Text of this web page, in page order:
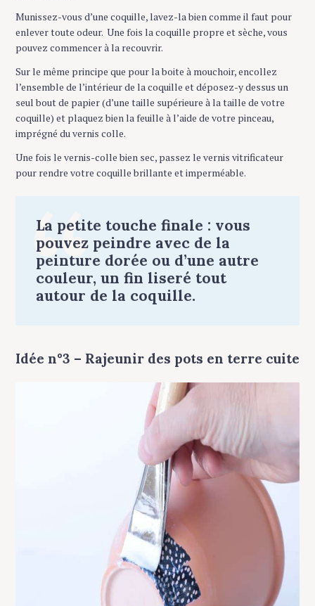
Munissez-vous d’une coquille, lavez-la bien comme il faut pour
enlever toute odeur. Une fois la coquille propre et sèche, vous
pouvez commencer à la recouvrir.
Sur le même principe que pour la boite à mouchoir, encollez
l’ensemble de l’intérieur de la coquille et déposez-y dessus un
seul bout de papier (d’une taille supérieure à la taille de votre
coquille) et plaquez bien la feuille à l’aide de votre pinceau,
imprégné du vernis colle.
Une fois le vernis-colle bien sec, passez le vernis vitrificateur
pour rendre votre coquille brillante et imperméable.
La petite touche finale : vous
pouvez peindre avec de la
peinture dorée ou d’une autre
couleur, un fin liseré tout
autour de la coquille.
Idée n°3 – Rajeunir des pots en terre cuite